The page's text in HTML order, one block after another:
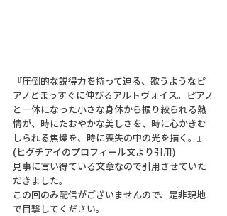
『圧倒的な説得力を持って迫る、歌うようなピ
アノとまっすぐに伸びるアルトヴォイス。ピアノ
と一体になった小さな身体から振り絞られる熱
情が、時にたおやかな美しさを、時に心かきむ
しられる焦燥を、時に喪失の中の光を描く。』
(ヒグチアイのプロフィール文より引用)
見事に言い得ている文章なので引用させていた
だきました。
この回のみ配信がございませんので、是非現地
で目撃してください。